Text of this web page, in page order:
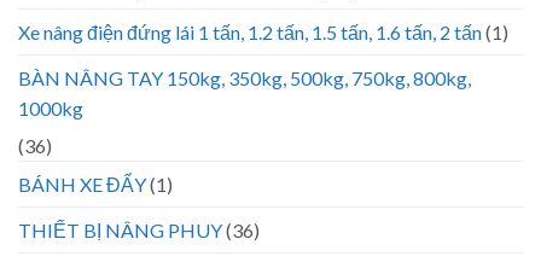
Xe nâng điện đứng lái 1 tấn, 1.2 tấn, 1.5 tấn, 1.6 tấn, 2 tấn(1)
BÀN NÂNG TAY 150kg, 350kg, 500kg, 750kg, 800kg,
1000kg
(36)
BÁNH XE ĐẨY(1)
THIẾT BỊ NÂNG PHUY(36)